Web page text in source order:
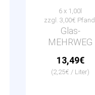
6 x 1,00l
zzgl. 3,00€ Pfand
Glas-
MEHRWEG
13,49€
(2,25€ / Liter)